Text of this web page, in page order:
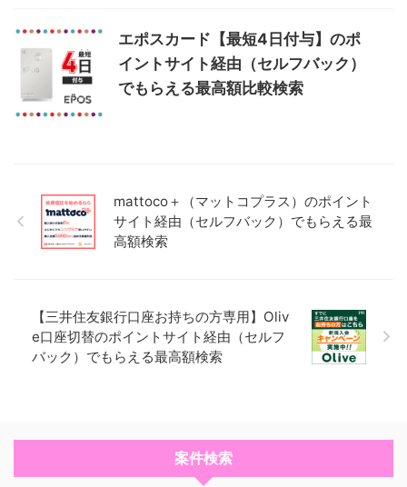
エポスカード【最短4日付与】のポ
イントサイト経由（セルフバック）
でもらえる最高額比較検索
mattoco＋（マットコプラス）のポイント
サイト経由（セルフバック）でもらえる最
高額検索
【三井住友銀行口座お持ちの方専用】Oliv
e口座切替のポイントサイト経由（セルフ
バック）でもらえる最高額検索
案件検索